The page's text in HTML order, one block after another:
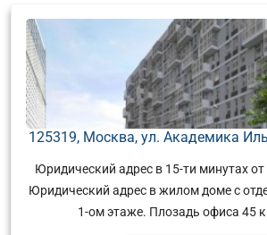
125319, Москва, ул. Академика
Юридический адрес в 15-ти минутах
Юридический адрес в жилом доме с
1-ом этаже. Плозадь офиса 45